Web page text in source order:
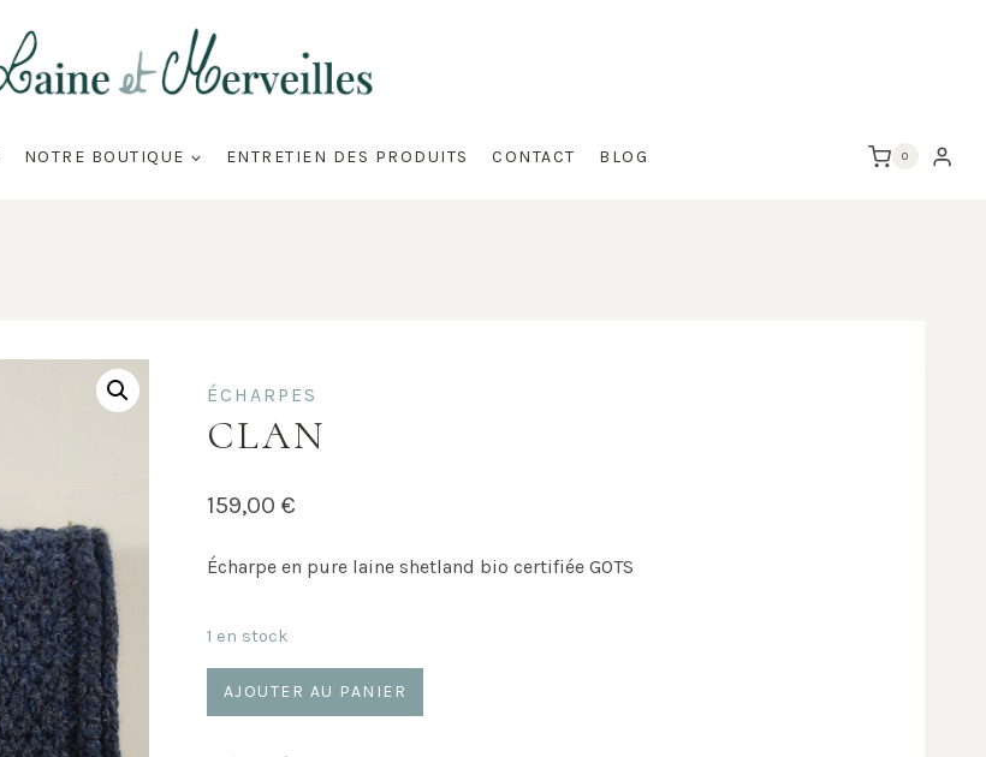
NOTRE BOUTIQUE ENTRETIEN DES PRODUITS CONTACT BLOG 0
ÉCHARPES
CLAN
159,00 €
Écharpe en pure laine shetland bio certifiée GOTS
1 en stock
quantité
de
AJOUTER AU PANIER